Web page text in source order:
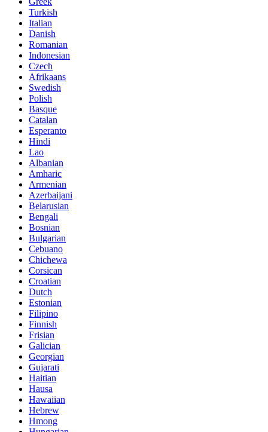
Turkish
Italian
Danish
Romanian
Indonesian
Czech
Afrikaans
Swedish
Polish
Basque
Catalan
Esperanto
Hindi
Lao
Albanian
Amharic
Armenian
Azerbaijani
Belarusian
Bengali
Bosnian
Bulgarian
Cebuano
Chichewa
Corsican
Croatian
Dutch
Estonian
Filipino
Finnish
Frisian
Galician
Georgian
Gujarati
Haitian
Hausa
Hawaiian
Hebrew
Hmong